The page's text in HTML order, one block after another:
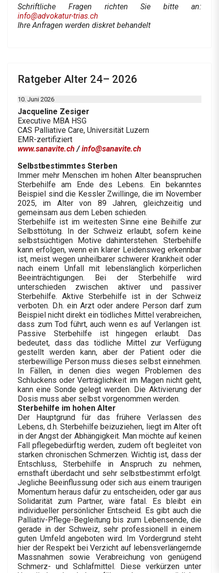
Schriftliche Fragen richten Sie bitte an:
info@advokatur-trias.ch
Ihre Anfragen werden diskret behandelt
Ratgeber Alter 24– 2026
10. Juni 2026
Jacqueline Zesiger
Executive MBA HSG
CAS Palliative Care, Universität Luzern
EMR-zertifiziert
www.sanavite.ch /info@sanavite.ch
Selbstbestimmtes Sterben
Immer mehr Menschen im hohen Alter beanspruchen
Sterbehilfe am Ende des Lebens. Ein bekanntes
Beispiel sind die Kessler Zwillinge, die im November
2025, im Alter von 89 Jahren, gleichzeitig und
gemeinsam aus dem Leben schieden.
Sterbehilfe ist im weitesten Sinne eine Beihilfe zur
Selbsttötung. In der Schweiz erlaubt, sofern keine
selbstsüchtigen Motive dahinterstehen. Sterbehilfe
kann erfolgen, wenn ein klarer Leidensweg erkennbar
ist, meist wegen unheilbarer schwerer Krankheit oder
nach einem Unfall mit lebenslänglich körperlichen
Beeinträchtigungen. Bei der Sterbehilfe wird
unterschieden zwischen aktiver und passiver
Sterbehilfe. Aktive Sterbehilfe ist in der Schweiz
verboten. D.h. ein Arzt oder andere Person darf zum
Beispiel nicht direkt ein tödliches Mittel verabreichen,
dass zum Tod führt, auch wenn es auf Verlangen ist.
Passive Sterbehilfe ist hingegen erlaubt. Das
bedeutet, dass das tödliche Mittel zur Verfügung
gestellt werden kann, aber der Patient oder die
sterbewillige Person muss dieses selbst einnehmen.
In Fällen, in denen dies wegen Problemen des
Schluckens oder Verträglichkeit im Magen nicht geht,
kann eine Sonde gelegt werden. Die Aktivierung der
Dosis muss aber selbst vorgenommen werden.
Sterbehilfe im hohen Alter
Der Hauptgrund für das frühere Verlassen des
Lebens, d.h. Sterbehilfe beizuziehen, liegt im Alter oft
in der Angst der Abhängigkeit. Man möchte auf keinen
Fall pflegebedürftig werden, zudem oft begleitet von
starken chronischen Schmerzen. Wichtig ist, dass der
Entschluss, Sterbehilfe in Anspruch zu nehmen,
ernsthaft überdacht und sehr selbstbestimmt erfolgt.
Jegliche Beeinflussung oder sich aus einem traurigen
Momentum heraus dafür zu entscheiden, oder gar aus
Solidarität zum Partner, wäre fatal. Es bleibt ein
individueller persönlicher Entscheid. Es gibt auch die
Palliativ-Pflege-Begleitung bis zum Lebensende, die
gerade in der Schweiz, sehr professionell in einem
guten Umfeld angeboten wird. Im Vordergrund steht
hier der Respekt bei Verzicht auf lebensverlängernde
Massnahmen sowie Verabreichung von genügend
Schmerz- und Schlafmittel. Diese verkürzen unter